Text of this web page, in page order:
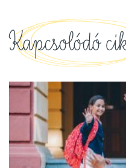
Kapcsolódó